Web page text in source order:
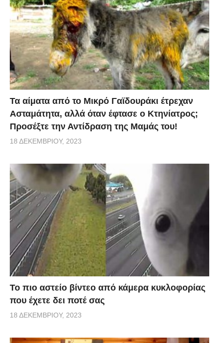
Τα αίματα από το Μικρό Γαϊδουράκι έτρεχαν
Ασταμάτητα, αλλά όταν έφτασε ο Κτηνίατρος;
Προσέξτε την Αντίδραση της Μαμάς του!
18 ΔΕΚΕΜΒΡΊΟΥ, 2023
Το πιο αστείο βίντεο από κάμερα κυκλοφορίας
που έχετε δει ποτέ σας
18 ΔΕΚΕΜΒΡΊΟΥ, 2023